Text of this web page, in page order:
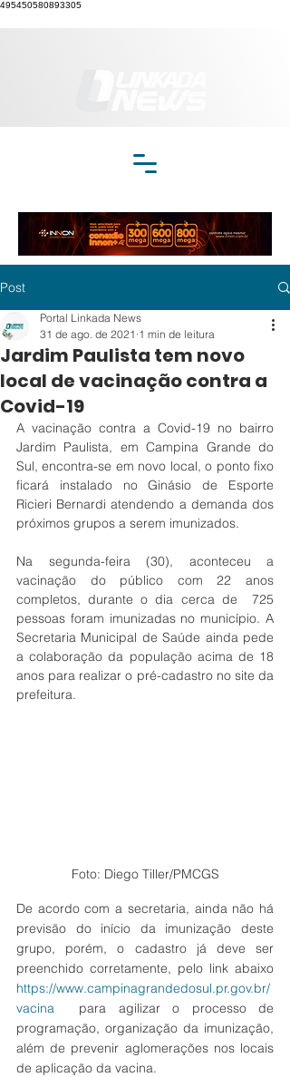
495450580893305
Post
Jardim Paulista tem novo
local de vacinação contra a
Covid-19
Portal Linkada News
31 de ago. de 2021 1 min de leitura
A vacinação contra a Covid-19 no bairro
Jardim Paulista, em Campina Grande do
Sul, encontra-se em novo local, o ponto fixo
ficará instalado no Ginásio de Esporte
Ricieri Bernardi atendendo a demanda dos
próximos grupos a serem imunizados.
Na segunda-feira (30), aconteceu a
vacinação do público com 22 anos
completos, durante o dia cerca de  725
pessoas foram imunizadas no município. A
Secretaria Municipal de Saúde ainda pede
a colaboração da população acima de 18
anos para realizar o pré-cadastro no site da
prefeitura.
Foto: Diego Tiller/PMCGS
De acordo com a secretaria, ainda não há
previsão do início da imunização deste
grupo, porém, o cadastro já deve ser
https://www.campinagrandedosul.pr.gov.br/
vacina
  para agilizar o processo de
programação, organização da imunização,
além de prevenir aglomerações nos locais
de aplicação da vacina.